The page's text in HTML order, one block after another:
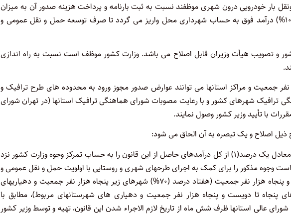
بار خودرویی درون شهری موظفند نسبت به ثبت بارنامه و پرداخت هزینه صدور آن به میزان
بیست هزار( ۲۰۰۰۰) ریال اقدام کنند. صددرصد (۱۰۰%) درآمد فوق به حساب شهرداری محل واریز می گردد تا صرف توسعه حمل و نقل عمومی و
و تصویب هیأت وزیران قابل اصلاح می باشد. وزارت کشور موظف است نسبت به راه اندازی
نفر جمعیت و مراکز استانها می توانند عوارض صدور مجوز ورود به محدوده های طرح ترافیک و
ترافیک شهرهای کشور و با رعایت مصوبات شورای هماهنگی ترافیک استانها (در تهران شورای
با تأیید وزیر کشور وصول نمایند.
ماده ۲۸۰ – سازمان امور مالیاتی کشور موظف است معادل یک درصد(۱) از کل درآمدهای حاصل از این قانون را به حساب تمرکز وجوه وزارت کشور نزد
وجوه مذکور را برای کمک به اجرای طرحهای شهری و روستایی با اولویت حمل و نقل عمومی و
پرداخت تسهیلات میان شهرداری های زیر دویست و پنجاه هزار نفر جمعیت (هفتاد درصد (۷۰%) شهرهای زیر پنجاه هزار نفر جمعیت و دهیاریهای
مربوطه و سی درصد (۳۰%) شهرهای پنجاه تا دویست و پنجاه هزار نفر جمعیت و دهیاری های شهرستانهای مربوط)، مطابق با
عالی استانها ظرف شش ماه از تاریخ لازم الاجراء شدن این قانون، تهیه و توسط وزیر کشور